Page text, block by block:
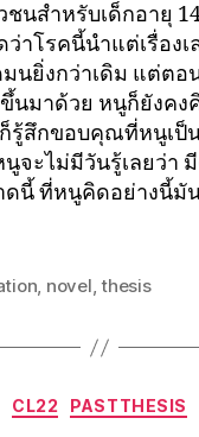
ชนสำหรับเด็กอายุ
าโรคนี้นำแต่เรื่องเ
นยิ่งกว่าเดิม แต่ตอ
นมาด้วย หนูก็ยังคง
รู้สึกขอบคุณที่หนูเป็
จะไม่มีวันรู้เลยว่า
นี้ ที่หนูคิดอย่างนี้มั
, novel,thesis
CL22 PASTTHESIS